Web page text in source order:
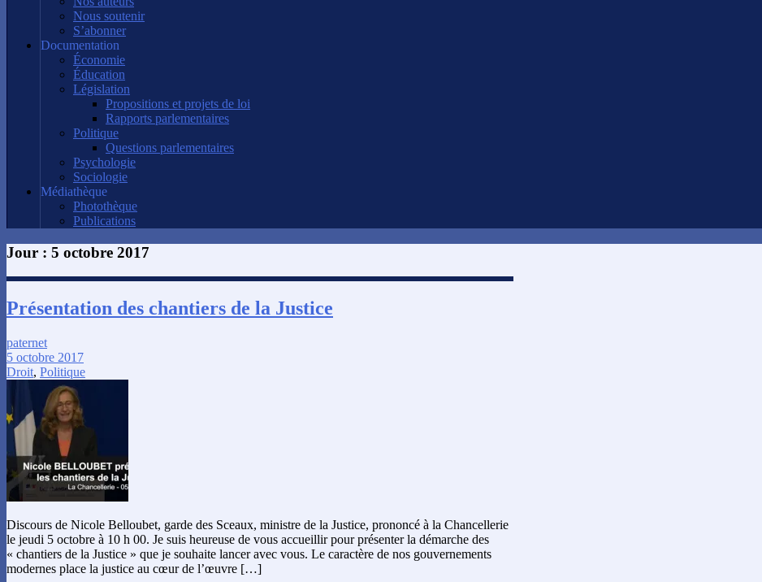
Nous soutenir
S’abonner
Documentation
Économie
Éducation
Législation
Propositions et projets de loi
Rapports parlementaires
Politique
Questions parlementaires
Psychologie
Sociologie
Médiathèque
Photothèque
Publications
Jour : 5 octobre 2017
Présentation des chantiers de la Justice
paternet
5 octobre 2017
Droit, Politique
Discours de Nicole Belloubet, garde des Sceaux, ministre de la Justice, prononcé à la Chancellerie
le jeudi 5 octobre à 10 h 00. Je suis heureuse de vous accueillir pour présenter la démarche des
« chantiers de la Justice » que je souhaite lancer avec vous. Le caractère de nos gouvernements
modernes place la justice au cœur de l’œuvre […]